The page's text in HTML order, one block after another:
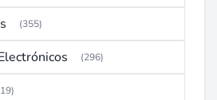
(355)
(296)